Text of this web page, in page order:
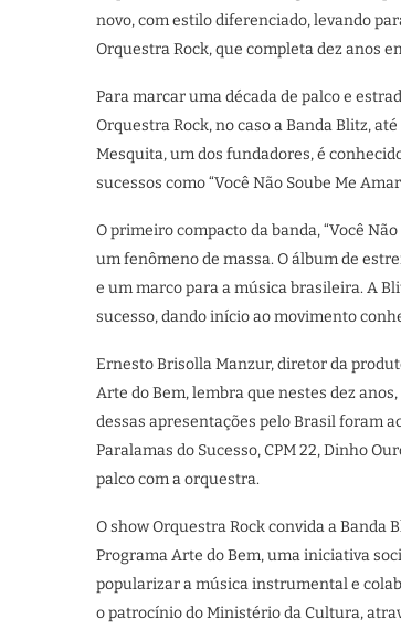
novo, com estilo diferenciado, levando
Orquestra Rock, que completa dez anos
Para marcar uma década de palco e
Orquestra Rock, no caso a Banda Blitz,
Mesquita, um dos fundadores, é
sucessos como “Você Não Soube Me
O primeiro compacto da banda, “Você
um fenômeno de massa. O álbum de
e um marco para a música brasileira. A
sucesso, dando início ao movimento
Ernesto Brisolla Manzur, diretor da
Arte do Bem, lembra que nestes dez
dessas apresentações pelo Brasil foram
Paralamas do Sucesso, CPM 22, Dinho
palco com a orquestra.
O show Orquestra Rock convida a
Programa Arte do Bem, uma iniciativa
popularizar a música instrumental e
o patrocínio do Ministério da Cultura,